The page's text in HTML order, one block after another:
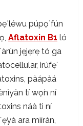
léwu púpọ̀ fún
Aflatoxin B1 ló
jẹjẹrẹ tó ga
irúfẹ́
pàápàá
tí wọ́n ní
náà ti ní
ara mìíràn,